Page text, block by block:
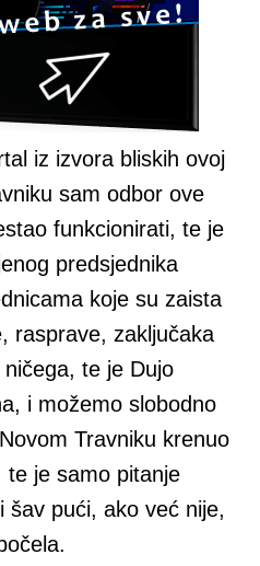
iz izvora bliskih ovoj
sam odbor ove
funkcionirati, te je
predsjednika
koje su zaista
rasprave, zaključaka
te je Dujo
i možemo slobodno
Travniku krenuo
te je samo pitanje
šav pući, ako već nije,